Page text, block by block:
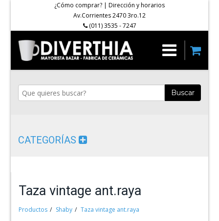
¿Cómo comprar? | Dirección y horarios
Av.Corrientes 2470 3ro.12
(011) 3535 - 7247
Buscar
CATEGORÍAS
Taza vintage ant.raya
Productos Shaby Taza vintage ant.raya